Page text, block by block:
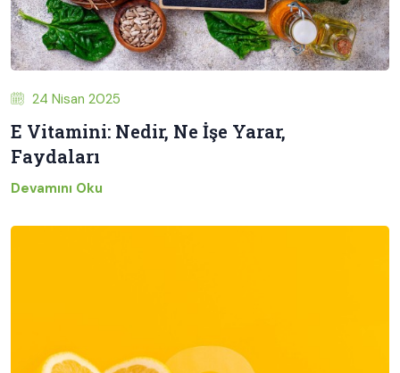
24 Nisan 2025
E Vitamini: Nedir, Ne İşe Yarar,
Faydaları
Devamını Oku